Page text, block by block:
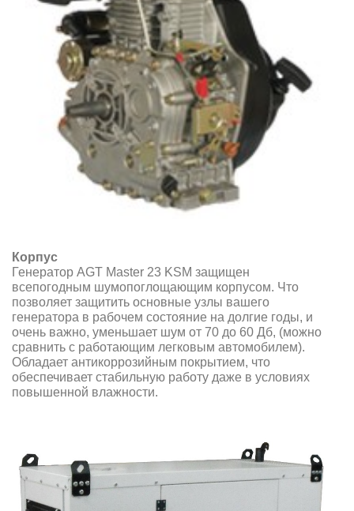
Корпус
Генератор AGT Master 23 KSM защищен
всепогодным шумопоглощающим корпусом. Что
позволяет защитить основные узлы вашего
генератора в рабочем состояние на долгие годы, и
очень важно, уменьшает шум от 70 до 60 Дб, (можно
сравнить с работающим легковым автомобилем).
Обладает антикоррозийным покрытием, что
обеспечивает стабильную работу даже в условиях
повышенной влажности.